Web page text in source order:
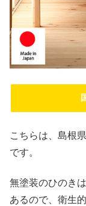
こちらは、島根
です。
無塗装のひのき
あるので、衛生